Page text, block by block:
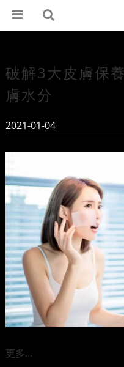
破解3大皮膚保
膚水分
2021-01-04
更多...